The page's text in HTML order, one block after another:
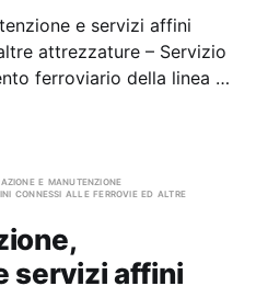
e servizi affini
attrezzature – Servizio
ferroviario della linea C
21/05/2026 Gara
e manutenzione
connessi alle ferrovie ed altre
servizi affini